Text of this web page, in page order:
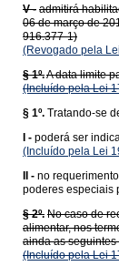
V - admitirá
06 de março de
916.377-1)
(Revogado pela
§ 1º.A data limite
(Incluído pela Lei
§ 1º. Tratando-se
I - poderá ser
(Incluído pela Lei
II - no
poderes especiais
§ 2º. No caso de
alimentar, nos
ainda as seguintes
(Incluído pela Lei